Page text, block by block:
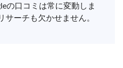
の口コミは常に変動しま
ーチも欠かせません。